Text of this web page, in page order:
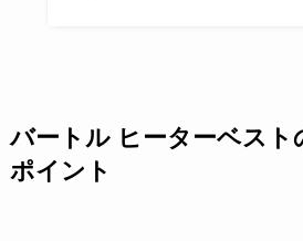
バートル ヒーターベスト
ポイント